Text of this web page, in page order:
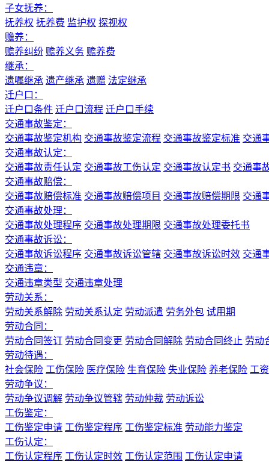
子女抚养：
抚养权 抚养费 监护权 探视权
赡养：
赡养纠纷 赡养义务 赡养费
继承：
遗嘱继承 遗产继承 遗赠 法定继承
迁户口：
迁户口条件 迁户口流程 迁户口手续
交通事故鉴定：
交通事故鉴定机构 交通事故鉴定流程 交通事故鉴定标准 交通
交通事故认定：
交通事故责任认定 交通事故工伤认定 交通事故认定书 交通事
交通事故赔偿：
交通事故赔偿标准 交通事故赔偿项目 交通事故赔偿期限 交通
交通事故处理：
交通事故处理程序 交通事故处理期限 交通事故处理委托书
交通事故诉讼：
交通事故诉讼程序 交通事故诉讼管辖 交通事故诉讼时效 交通
交通违章：
交通违章类型 交通违章处理
劳动关系：
劳动关系解除 劳动关系认定 劳动派遣 劳务外包 试用期
劳动合同：
劳动合同签订 劳动合同变更 劳动合同解除 劳动合同终止 劳动
劳动待遇：
社会保险 工伤保险 医疗保险 生育保险 失业保险 养老保险 工资
劳动争议：
劳动争议调解 劳动争议管辖 劳动仲裁 劳动诉讼
工伤鉴定：
工伤鉴定申请 工伤鉴定程序 工伤鉴定标准 劳动能力鉴定
工伤认定：
工伤认定程序 工伤认定时效 工伤认定范围 工伤认定申请